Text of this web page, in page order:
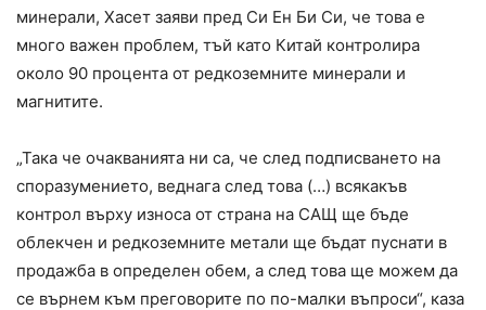
минерали, Хасет заяви пред Си Ен Би Си, че това е
много важен проблем, тъй като Китай контролира
около 90 процента от редкоземните минерали и
магнитите.
„Така че очакванията ни са, че след подписването на
споразумението, веднага след това (…) всякакъв
контрол върху износа от страна на САЩ ще бъде
облекчен и редкоземните метали ще бъдат пуснати в
продажба в определен обем, а след това ще можем да
се върнем към преговорите по по-малки въпроси“, каза